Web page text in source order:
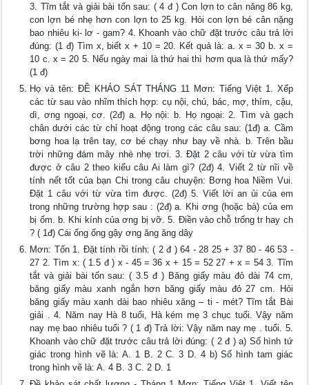
3. Tĩm tắt và giải bài tốn sau: ( 4 đ ) Con lợn to cân năng 86 kg,
con lợn bé nhẹ hơn con lợn to 25 kg. Hỏi con lợn bé cân nặng
bao nhiêu ki- lơ - gam? 4. Khoanh vào chữ đặt trước câu trả lời
đúng: (1 đ) Tìm x, biết x + 10 = 20. Kết quả là: a. x = 30 b. x =
10 c. x = 20 5. Nếu ngày mai là thứ hai thì hơm qua là thứ mấy?
(1 đ)
Họ và tên: ĐỀ KHẢO SÁT THÁNG 11 Mơn: Tiếng Việt 1. Xếp
các từ sau vào nhĩm thích hợp: cụ nội, chú, bác, mợ, thím, cậu,
dì, ơng ngoại, cơ. (2đ) a. Họ nội: b. Họ ngoại: 2. Tìm và gạch
chân dưới các từ chỉ hoạt động trong các câu sau: (1đ) a. Cầm
bơng hoa lạ trên tay, cơ bé chạy như bay về nhà. b. Trên bầu
trời những đám mây nhè nhẹ trơi. 3. Đặt 2 câu với từ vừa tìm
được ở câu 2 theo kiểu câu Ai làm gì? (2đ) 4. Viết 2 từ nĩi về
tính nết tốt của bạn Chi trong câu chuyện: Bơng hoa Niềm Vui.
Đặt 1 câu với từ vừa tìm được. (2đ) 5. Viết lời an ủi của em
trong những trường hợp sau : (2đ) a. Khi ơng (hoặc bà) của em
bị ốm. b. Khi kính của ơng bị vỡ. 5. Điền vào chỗ trống tr hay ch
? ( 1đ) Cái ống ống gậy ơng ăng ăng dây
Mơn: Tốn 1. Đặt tính rồi tính: ( 2 đ ) 64 - 28 25 + 37 80 - 46 53 -
27 2. Tìm x: ( 1.5 đ ) x - 45 = 36 x + 15 = 52 27 + x = 54 3. Tĩm
tắt và giải bài tốn sau: ( 3.5 đ ) Băng giấy màu đỏ dài 74 cm,
băng giấy màu xanh ngắn hơn băng giấy màu đỏ 27 cm. Hỏi
băng giấy màu xanh dài bao nhiêu xăng – ti - mét? Tĩm tắt Bài
giải . 4. Năm nay Hà 8 tuổi, Hà kém mẹ 3 chục tuổi. Vậy năm
nay mẹ bao nhiêu tuổi ? ( 1 đ) Trả lời: Vậy năm nay mẹ . tuổi. 5.
Khoanh vào chữ đặt trước câu trả lời đúng: ( 2 đ ) a) Số hình tứ
giác trong hình vẽ là: A. 1 B. 2 C. 3 D. 4 b) Số hình tam giác
trong hình vẽ là: A. 4 B. 3 C. 2 D. 1